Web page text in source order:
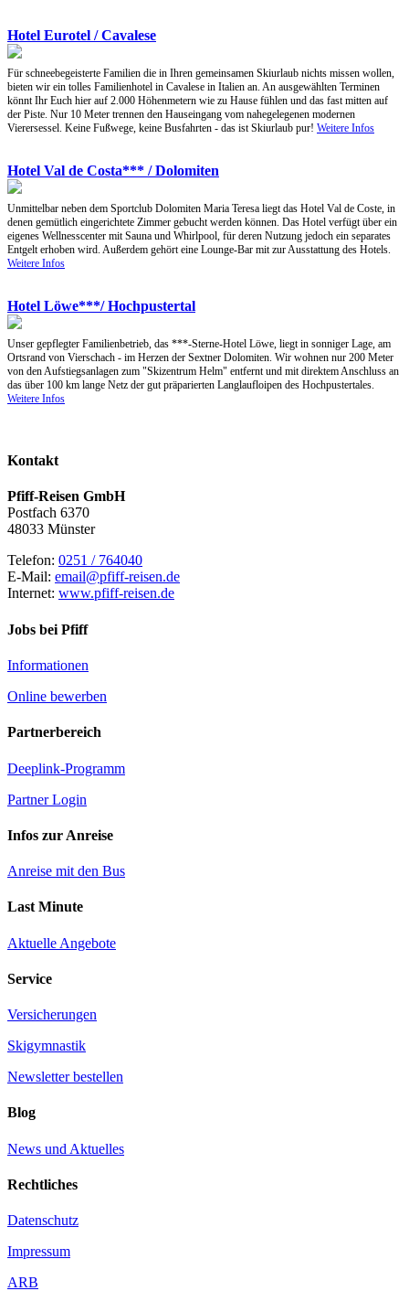
Hotel Eurotel / Cavalese
Für schneebegeisterte Familien die in Ihren gemeinsamen Skiurlaub nichts missen wollen,
bieten wir ein tolles Familienhotel in Cavalese in Italien an. An ausgewählten Terminen
könnt Ihr Euch hier auf 2.000 Höhenmetern wie zu Hause fühlen und das fast mitten auf
der Piste. Nur 10 Meter trennen den Hauseingang vom nahegelegenen modernen
Vierersessel. Keine Fußwege, keine Busfahrten - das ist Skiurlaub pur! Weitere Infos
Hotel Val de Costa*** / Dolomiten
Unmittelbar neben dem Sportclub Dolomiten Maria Teresa liegt das Hotel Val de Coste, in
denen gemütlich eingerichtete Zimmer gebucht werden können. Das Hotel verfügt über ein
eigenes Wellnesscenter mit Sauna und Whirlpool, für deren Nutzung jedoch ein separates
Entgelt erhoben wird. Außerdem gehört eine Lounge-Bar mit zur Ausstattung des Hotels.
Weitere Infos
Hotel Löwe***/ Hochpustertal
Unser gepflegter Familienbetrieb, das ***-Sterne-Hotel Löwe, liegt in sonniger Lage, am
Ortsrand von Vierschach - im Herzen der Sextner Dolomiten. Wir wohnen nur 200 Meter
von den Aufstiegsanlagen zum "Skizentrum Helm" entfernt und mit direktem Anschluss an
das über 100 km lange Netz der gut präparierten Langlaufloipen des Hochpustertales.
Weitere Infos
Kontakt
Pfiff-Reisen GmbH
Postfach 6370
48033 Münster
Telefon: 0251 / 764040
E-Mail: email@pfiff-reisen.de
Internet: www.pfiff-reisen.de
Jobs bei Pfiff
Informationen
Online bewerben
Partnerbereich
Deeplink-Programm
Partner Login
Infos zur Anreise
Anreise mit den Bus
Last Minute
Aktuelle Angebote
Service
Versicherungen
Skigymnastik
Newsletter bestellen
Blog
News und Aktuelles
Rechtliches
Datenschutz
Impressum
ARB